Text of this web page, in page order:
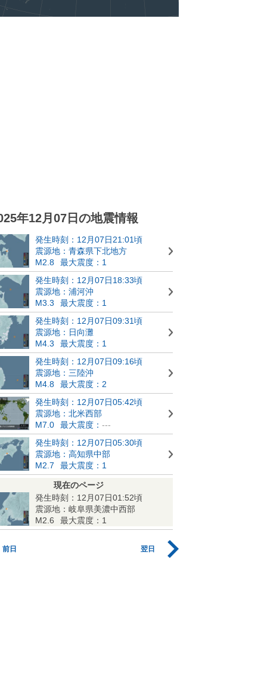
年12月07日の地震情報
発生時刻：12月07日21:01頃
震源地：青森県下北地方
M2.8
最大震度：1
発生時刻：12月07日18:33頃
震源地：浦河沖
M3.3
最大震度：1
発生時刻：12月07日09:31頃
震源地：日向灘
M4.3
最大震度：1
発生時刻：12月07日09:16頃
震源地：三陸沖
M4.8
最大震度：2
発生時刻：12月07日05:42頃
震源地：北米西部
M7.0
最大震度： ---
発生時刻：12月07日05:30頃
震源地：高知県中部
M2.7
最大震度：1
現在のページ
発生時刻：12月07日01:52頃
震源地：岐阜県美濃中西部
M2.6
最大震度：1
前日 翌日